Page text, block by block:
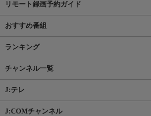
リモート録画予約ガイド
おすすめ番組
ランキング
チャンネル一覧
J:テレ
J:COMチャンネル